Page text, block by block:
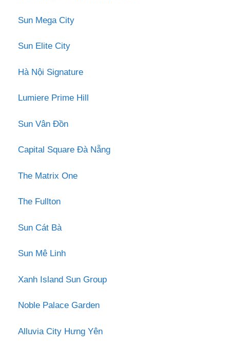
Sun Mega City
Sun Elite City
Hà Nội Signature
Lumiere Prime Hill
Sun Vân Đồn
Capital Square Đà Nẵng
The Matrix One
The Fullton
Sun Cát Bà
Sun Mê Linh
Xanh Island Sun Group
Noble Palace Garden
Alluvia City Hưng Yên